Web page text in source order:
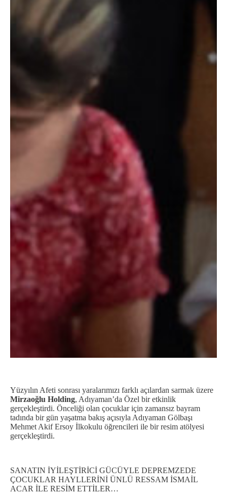
Yüzyılın Afeti sonrası yaralarımızı farklı açılardan sarmak üzere
Mirzaoğlu Holding, Adıyaman’da Özel bir etkinlik
gerçekleştirdi. Önceliği olan çocuklar için zamansız bayram
tadında bir gün yaşatma bakış açısıyla Adıyaman Gölbaşı
Mehmet Akif Ersoy İlkokulu öğrencileri ile bir resim atölyesi
gerçekleştirdi.
SANATIN İYİLEŞTİRİCİ GÜCÜYLE DEPREMZEDE
ÇOCUKLAR HAYLLERİNİ ÜNLÜ RESSAM İSMAİL
ACAR İLE RESİM ETTİLER…